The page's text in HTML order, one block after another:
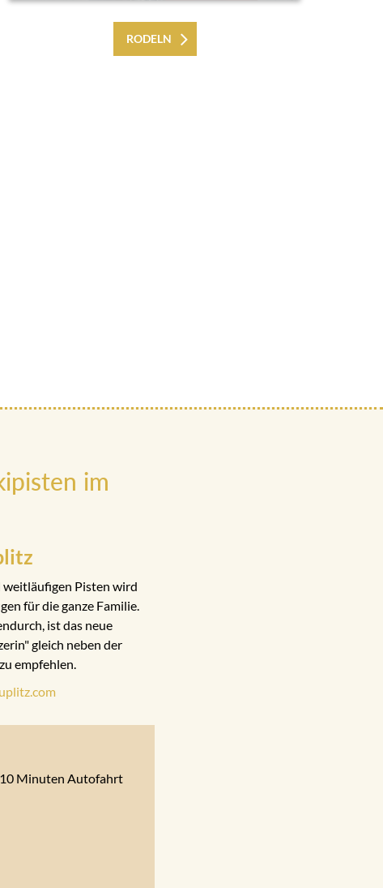
RODELN
im
Pisten wird
für die ganze Familie.
ist das neue
gleich neben der
empfehlen.
10 Minuten Autofahrt